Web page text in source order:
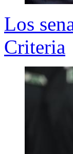
Los
Criteria